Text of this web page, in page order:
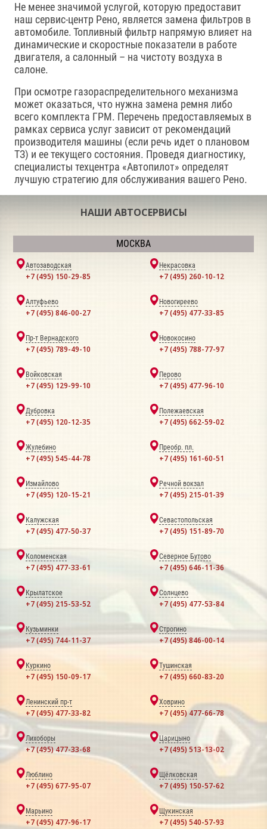
Не менее значимой услугой, которую предоставит
наш сервис-центр Рено, является замена фильтров в
автомобиле. Топливный фильтр напрямую влияет на
динамические и скоростные показатели в работе
двигателя, а салонный – на чистоту воздуха в
салоне.
При осмотре газораспределительного механизма
может оказаться, что нужна замена ремня либо
всего комплекта ГРМ. Перечень предоставляемых в
рамках сервиса услуг зависит от рекомендаций
производителя машины (если речь идет о плановом
ТЗ) и ее текущего состояния. Проведя диагностику,
специалисты техцентра «Автопилот» определят
лучшую стратегию для обслуживания вашего Рено.
НАШИ АВТОСЕРВИСЫ
МОСКВА
Автозаводская
+7 (495) 150-29-85
Некрасовка
+7 (495) 260-10-12
Алтуфьево
+7 (495) 846-00-27
Новогиреево
+7 (495) 477-33-85
Пр-т Вернадского
+7 (495) 789-49-10
Новокосино
+7 (495) 788-77-97
Войковская
+7 (495) 129-99-10
Перово
+7 (495) 477-96-10
Дубровка
+7 (495) 120-12-35
Полежаевская
+7 (495) 662-59-02
Жулебино
+7 (495) 545-44-78
Преобр. пл.
+7 (495) 161-60-51
Измайлово
+7 (495) 120-15-21
Речной вокзал
+7 (495) 215-01-39
Калужская
+7 (495) 477-50-37
Севастопольская
+7 (495) 151-89-70
Коломенская
+7 (495) 477-33-61
Северное Бутово
+7 (495) 646-11-36
Крылатское
+7 (495) 215-53-52
Солнцево
+7 (495) 477-53-84
Кузьминки
+7 (495) 744-11-37
Строгино
+7 (495) 846-00-14
Куркино
+7 (495) 150-09-17
Тушинская
+7 (495) 660-83-20
Ленинский пр-т
+7 (495) 477-33-82
Ховрино
+7 (495) 477-66-78
Лихоборы
+7 (495) 477-33-68
Царицыно
+7 (495) 513-13-02
Люблино
+7 (495) 677-95-07
Щёлковская
+7 (495) 150-57-62
Марьино
+7 (495) 477-96-17
Щукинская
+7 (495) 540-57-93